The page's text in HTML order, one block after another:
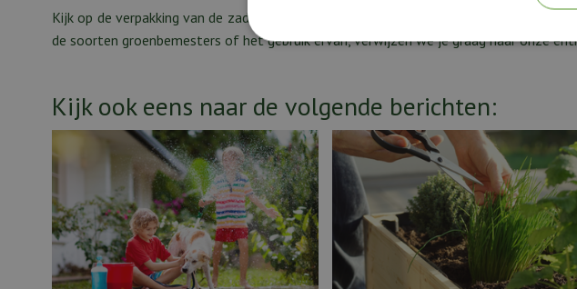
Kijk op de verpakking van de zaden van groenbemesters in ons tuincentrum in
de soorten groenbemesters of het gebruik ervan, verwijzen we je graag naar onze
Kijk ook eens naar de volgende berichten: